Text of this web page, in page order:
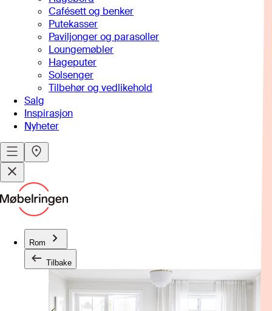
Cafésett og benker
Putekasser
Paviljonger og parasoller
Loungemøbler
Hageputer
Solsenger
Tilbehør og vedlikehold
Salg
Inspirasjon
Nyheter
Rom
Tilbake